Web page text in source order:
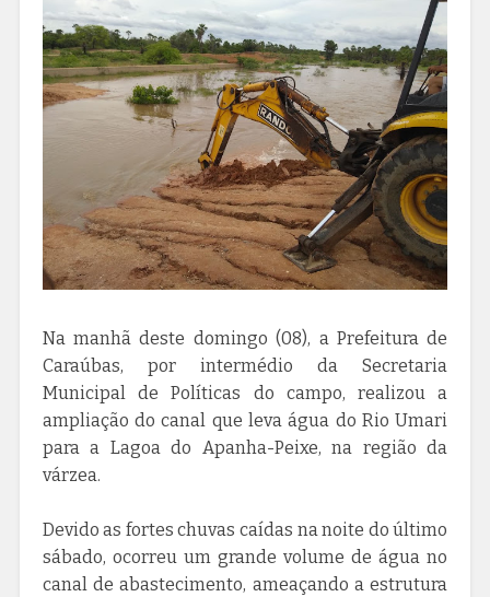
Na manhã deste domingo (08), a Prefeitura de
Caraúbas, por intermédio da Secretaria
Municipal de Políticas do campo, realizou a
ampliação do canal que leva água do Rio Umari
para a Lagoa do Apanha-Peixe, na região da
várzea.
Devido as fortes chuvas caídas na noite do último
sábado, ocorreu um grande volume de água no
canal de abastecimento, ameaçando a estrutura